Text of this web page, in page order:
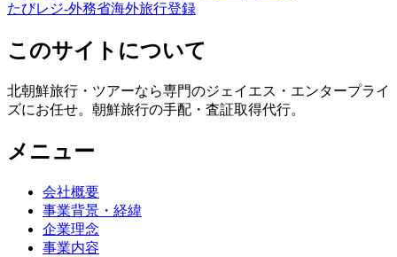
たびレジ-外務省海外旅行登録
このサイトについて
北朝鮮旅行・ツアーなら専門のジェイエス・エンタープライ
ズにお任せ。朝鮮旅行の手配・査証取得代行。
メニュー
会社概要
事業背景・経緯
企業理念
事業内容